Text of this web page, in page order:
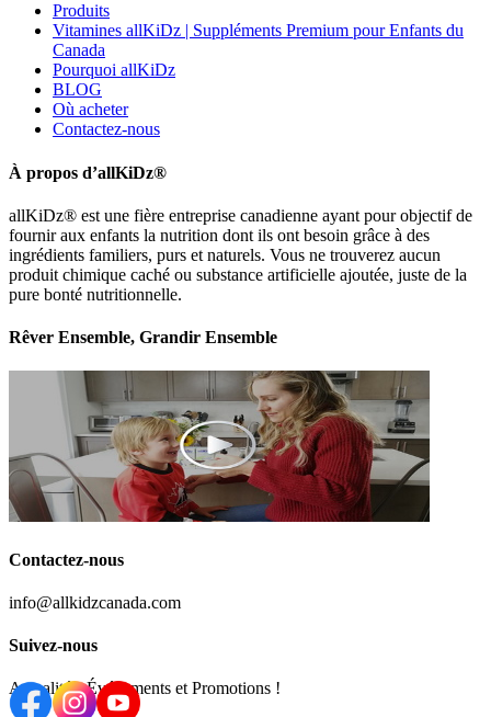
Produits
Vitamines allKiDz | Suppléments Premium pour Enfants du
Canada
Pourquoi allKiDz
BLOG
Où acheter
Contactez-nous
À propos d’allKiDz®
allKiDz® est une fière entreprise canadienne ayant pour objectif de
fournir aux enfants la nutrition dont ils ont besoin grâce à des
ingrédients familiers, purs et naturels. Vous ne trouverez aucun
produit chimique caché ou substance artificielle ajoutée, juste de la
pure bonté nutritionnelle.
Rêver Ensemble, Grandir Ensemble
Contactez-nous
info@allkidzcanada.com
Suivez-nous
Actualités, Événements et Promotions !